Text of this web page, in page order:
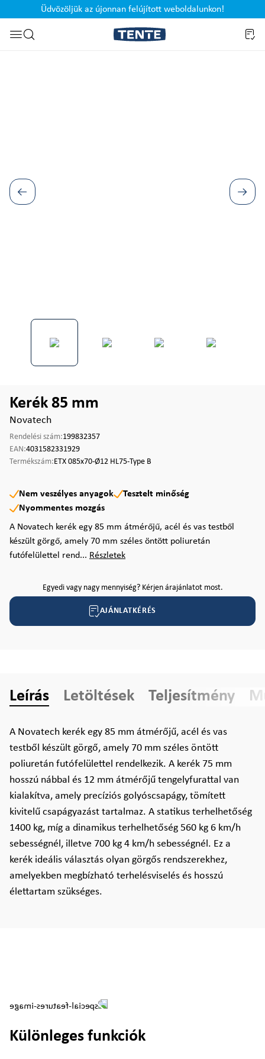
Ugrás a kereséshez
Üdvözöljük az újonnan felújított weboldalunkon!
Kerék 85 mm
Novatech
Rendelési szám:199832357
EAN:4031582331929
Termékszám:ETX 085x70-Ø12 HL75-Type B
Nem veszélyes anyagok
Tesztelt minőség
Nyommentes mozgás
A Novatech kerék egy 85 mm átmérőjű, acél és vas testből
készült görgő, amely 70 mm széles öntött poliuretán
futófelülettel rend... Részletek
Egyedi vagy nagy mennyiség? Kérjen árajánlatot most.
AJÁNLATKÉRÉS
Leírás Letöltések Teljesítmény
A Novatech kerék egy 85 mm átmérőjű, acél és vas
testből készült görgő, amely 70 mm széles öntött
poliuretán futófelülettel rendelkezik. A kerék 75 mm
hosszú nábbal és 12 mm átmérőjű tengelyfurattal van
kialakítva, amely precíziós golyóscsapágy, tömített
kivitelű csapágyazást tartalmaz. A statikus terhelhetőség
1400 kg, míg a dinamikus terhelhetőség 560 kg 6 km/h
sebességnél, illetve 700 kg 4 km/h sebességnél. Ez a
kerék ideális választás olyan görgős rendszerekhez,
amelyekben megbízható terhelésviselés és hosszú
élettartam szükséges.
Különleges funkciók